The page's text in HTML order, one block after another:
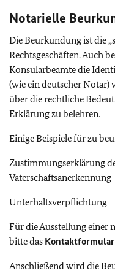
Notarielle
Die Beurkundung ist die
Rechtsgeschäften. Auch
Konsularbeamte die
(wie ein deutscher Notar)
über die rechtliche
Erklärung zu belehren.
Einige Beispiele für zu
Zustimmungserklärung
Vaterschaftsanerkennung
Unterhaltsverpflichtung
Für die Ausstellung einer
bitte das Kontaktformular
Anschließend wird die